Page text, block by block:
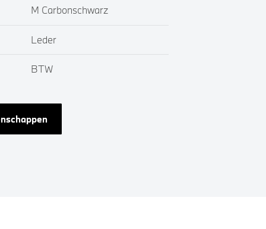
M Carbonschwarz
Leder
BTW